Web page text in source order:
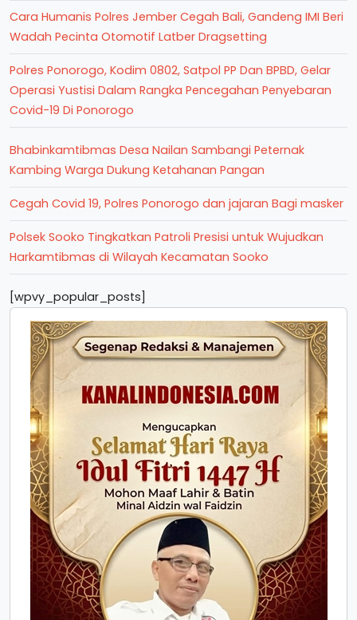
Cara Humanis Polres Jember Cegah Bali, Gandeng IMI Beri
Wadah Pecinta Otomotif Latber Dragsetting
Polres Ponorogo, Kodim 0802, Satpol PP Dan BPBD, Gelar
Operasi Yustisi Dalam Rangka Pencegahan Penyebaran
Covid-19 Di Ponorogo
Bhabinkamtibmas Desa Nailan Sambangi Peternak
Kambing Warga Dukung Ketahanan Pangan
Cegah Covid 19, Polres Ponorogo dan jajaran Bagi masker
Polsek Sooko Tingkatkan Patroli Presisi untuk Wujudkan
Harkamtibmas di Wilayah Kecamatan Sooko
[wpvy_popular_posts]